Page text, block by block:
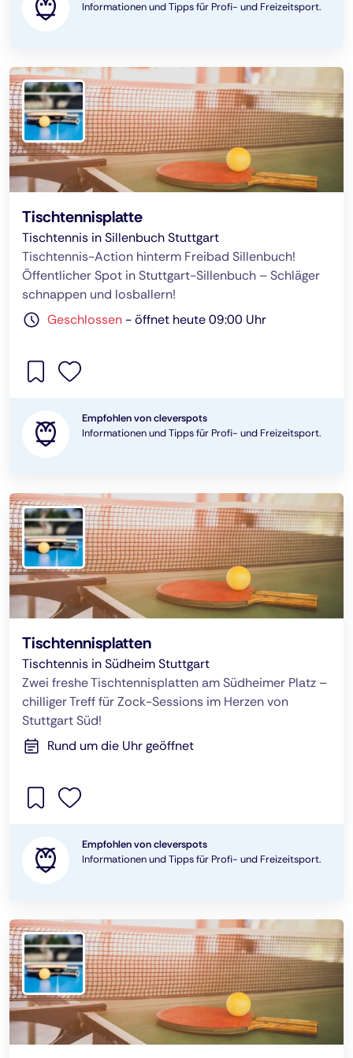
Informationen und Tipps für Profi- und Freizeitsport.
Tischtennisplatte
Tischtennis in Sillenbuch Stuttgart
Tischtennis-Action hinterm Freibad Sillenbuch!
Öffentlicher Spot in Stuttgart-Sillenbuch – Schläger
schnappen und losballern!
Geschlossen -öffnet heute 09:00 Uhr
Empfohlen von cleverspots
Informationen und Tipps für Profi- und Freizeitsport.
Tischtennisplatten
Tischtennis in Südheim Stuttgart
Zwei freshe Tischtennisplatten am Südheimer Platz –
chilliger Treff für Zock-Sessions im Herzen von
Stuttgart Süd!
Rund um die Uhr geöffnet
Empfohlen von cleverspots
Informationen und Tipps für Profi- und Freizeitsport.